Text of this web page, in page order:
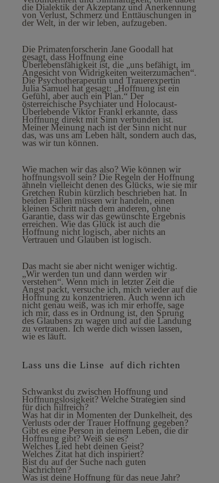
die Dialektik der Akzeptanz und Anerkennung
von Verlust, Schmerz und Enttäuschungen in
der Welt, in der wir leben, aufzugeben.
Die Primatenforscherin Jane Goodall hat
gesagt, dass Hoffnung eine
Überlebensfähigkeit ist, die „uns befähigt, im
Angesicht von Widrigkeiten weiterzumachen“.
Die Psychotherapeutin und Trauerexpertin
Julia Samuel hat gesagt: „Hoffnung ist ein
Gefühl, aber auch ein Plan.“ Der
österreichische Psychiater und Holocaust-
Überlebende Viktor Frankl erkannte, dass
Hoffnung direkt mit Sinn verbunden ist.
Meiner Meinung nach ist der Sinn nicht nur
das, was uns am Leben hält, sondern auch das,
was wir tun können.
Wie machen wir das also? Wie können wir
hoffnungsvoll sein? Die Regeln der Hoffnung
ähneln vielleicht denen des Glücks, wie sie mir
Gretchen Rubin kürzlich beschrieben hat. In
beiden Fällen müssen wir handeln, einen
kleinen Schritt nach dem anderen, ohne
Garantie, dass wir das gewünschte Ergebnis
erreichen. Wie das Glück ist auch die
Hoffnung nicht logisch, aber nichts an
Vertrauen und Glauben ist logisch.
Das macht sie aber nicht weniger wichtig.
„Wir werden tun und dann werden wir
verstehen“. Wenn mich in letzter Zeit die
Angst packt, versuche ich, mich wieder auf die
Hoffnung zu konzentrieren. Auch wenn ich
nicht genau weiß, was ich mir erhoffe, sage
ich mir, dass es in Ordnung ist, den Sprung
des Glaubens zu wagen und auf die Landung
zu vertrauen. Ich werde dich wissen lassen,
wie es läuft.
Lass uns die Linse auf dich richten
Schwankst du zwischen Hoffnung und
Hoffnungslosigkeit? Welche Strategien sind
für dich hilfreich?
Was hat dir in Momenten der Dunkelheit, des
Verlusts oder der Trauer Hoffnung gegeben?
Gibt es eine Person in deinem Leben, die dir
Hoffnung gibt? Weiß sie es?
Welches Lied hebt deinen Geist?
Welches Zitat hat dich inspiriert?
Bist du auf der Suche nach guten
Nachrichten?
Was ist deine Hoffnung für das neue Jahr?